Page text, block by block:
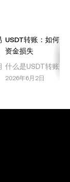
生成或辅助生
USDT转账：如何
资金损失
什么是USDT转账？
货币市场中最广泛
账指的是在钱包、
2026年6月2日